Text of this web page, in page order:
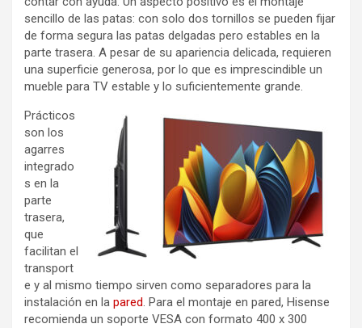
sencillo de las patas: con solo dos tornillos se pueden fijar
de forma segura las patas delgadas pero estables en la
parte trasera. A pesar de su apariencia delicada, requieren
una superficie generosa, por lo que es imprescindible un
mueble para TV estable y lo suficientemente grande.
Prácticos
son los
agarres
integrado
s en la
parte
trasera,
que
facilitan el
transport
e y al mismo tiempo sirven como separadores para la
instalación en la pared. Para el montaje en pared, Hisense
recomienda un soporte VESA con formato 400 x 300